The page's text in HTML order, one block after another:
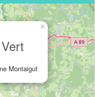
Montaigut
×